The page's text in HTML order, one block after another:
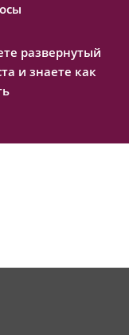
развернутый
и знаете как